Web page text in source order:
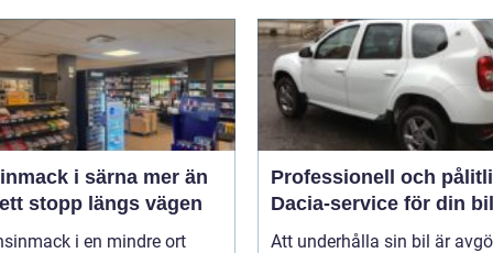
i särna mer än
stopp längs vägen
i en mindre ort
Professionell och
Dacia-service för din bil
Att underhålla sin bil är